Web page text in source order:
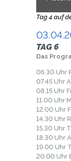
Tag 4 auf
TAG 6
Das
06.30 Uhr
07.45 Uhr
08.15 Uhr
11.00 Uhr
12.00 Uhr
14.30 Uhr
15.30 Uhr
18.30 Uhr
19.00 Uhr
20.00 Uhr